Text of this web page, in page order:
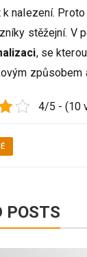
nalezení.
stěžejní. V
, se
způsobem
4/5 - (10
POSTS